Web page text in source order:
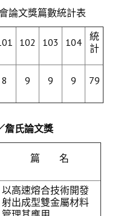
論文獎篇數統計表
102 103 104
統
計
8 9 9 9 79
詹氏論文獎
篇 名
以高速熔合技術開發
射出成型雙金屬材料